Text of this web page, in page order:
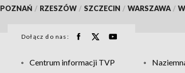
POZNAŃ / RZESZÓW / SZCZECIN / WARSZAWA /
Dołącz do nas:
Centrum informacji TVP